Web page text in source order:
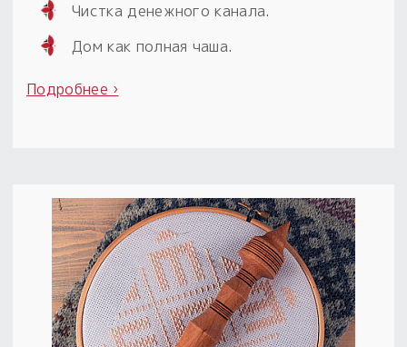
Чистка денежного канала.
Дом как полная чаша.
Подробнее ›